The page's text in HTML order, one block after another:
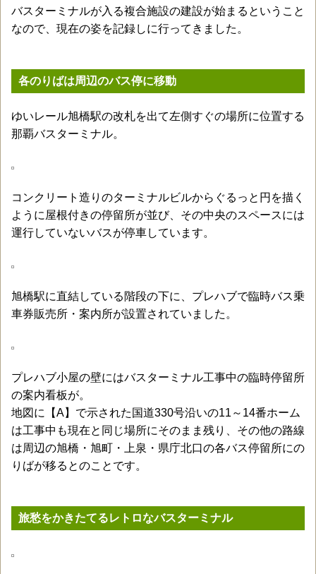
バスターミナルが入る複合施設の建設が始まるということ
なので、現在の姿を記録しに行ってきました。
各のりばは周辺のバス停に移動
ゆいレール旭橋駅の改札を出て左側すぐの場所に位置する
那覇バスターミナル。
コンクリート造りのターミナルビルからぐるっと円を描く
ように屋根付きの停留所が並び、その中央のスペースには
運行していないバスが停車しています。
旭橋駅に直結している階段の下に、プレハブで臨時バス乗
車券販売所・案内所が設置されていました。
プレハブ小屋の壁にはバスターミナル工事中の臨時停留所
の案内看板が。
地図に【A】で示された国道330号沿いの11～14番ホーム
は工事中も現在と同じ場所にそのまま残り、その他の路線
は周辺の旭橋・旭町・上泉・県庁北口の各バス停留所にの
りばが移るとのことです。
旅愁をかきたてるレトロなバスターミナル